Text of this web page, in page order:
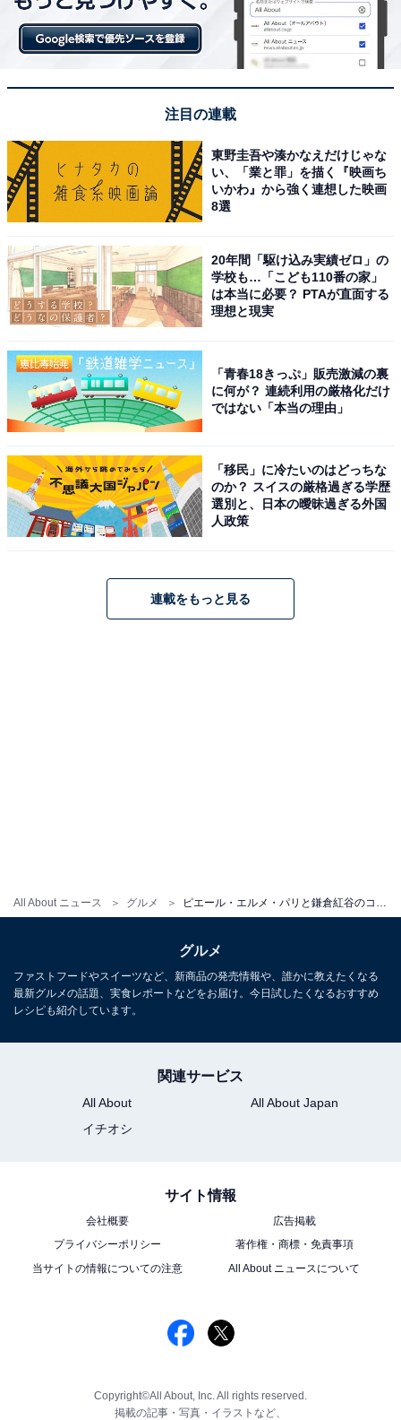
All About ニュース グルメ ピエール・エルメ・パリと鎌倉紅谷のコラボ再び！クルミッ子味のマカロン＆バラ香るクルミッ子発売
注目の連載
東野圭吾や湊かなえだけじゃな
い、「業と罪」を描く『映画ち
いかわ』から強く連想した映画
8選
20年間「駆け込み実績ゼロ」の
学校も…「こども110番の家」
は本当に必要？ PTAが直面する
理想と現実
「青春18きっぷ」販売激減の裏
に何が？ 連続利用の厳格化だけ
ではない「本当の理由」
「移民」に冷たいのはどっちな
のか？ スイスの厳格過ぎる学歴
選別と、日本の曖昧過ぎる外国
人政策
連載をもっと見る
グルメ
ファストフードやスイーツなど、新商品の発売情報や、誰かに教えたくなる
最新グルメの話題、実食レポートなどをお届け。今日試したくなるおすすめ
レシピも紹介しています。
関連サービス
All About
All About Japan
イチオシ
サイト情報
会社概要
広告掲載
プライバシーポリシー
著作権・商標・免責事項
当サイトの情報についての注意
All About ニュースについて
Copyright©All About, Inc. All rights reserved.
掲載の記事・写真・イラストなど、